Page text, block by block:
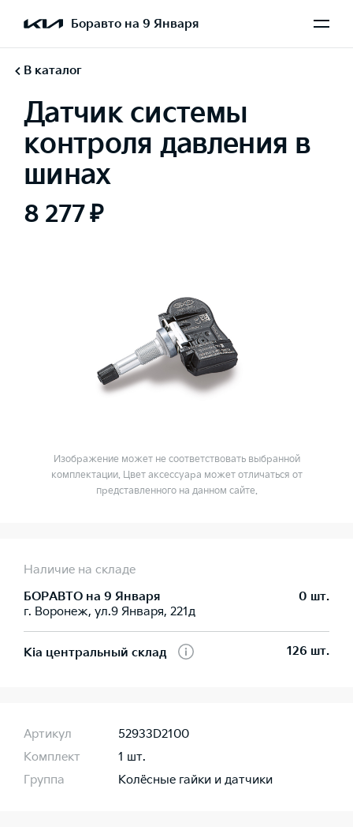
Боравто на 9 Января
В каталог
Датчик системы
контроля давления в
шинах
8 277 ₽
Изображение может не соответствовать выбранной
комплектации. Цвет аксессуара может отличаться от
представленного на данном сайте.
Наличие на складе
БОРАВТО на 9 Января
г. Воронеж, ул.9 Января, 221д
0 шт.
Kia центральный склад 126 шт.
Артикул
52933D2100
Комплект
1 шт.
Группа
Колёсные гайки и датчики